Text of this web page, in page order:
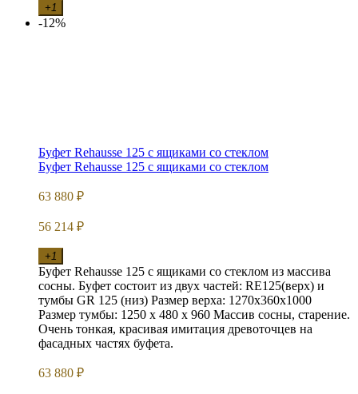
+1
-12%
Буфет Rehausse 125 с ящиками со стеклом
Буфет Rehausse 125 с ящиками со стеклом
63 880 ₽
56 214 ₽
+1
Буфет Rehausse 125 с ящиками со стеклом из массива
сосны. Буфет состоит из двух частей: RE125(верх) и
тумбы GR 125 (низ) Размер верха: 1270х360х1000
Размер тумбы: 1250 х 480 х 960 Массив сосны, старение.
Очень тонкая, красивая имитация древоточцев на
фасадных частях буфета.
63 880 ₽